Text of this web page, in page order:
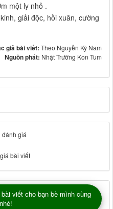
một ly nhỏ .
giải độc, hồi xuân, cường
giả bài viết: Theo Nguyễn Kỳ Nam
Nguồn phát: Nhật Trường Kon Tum
đánh giá
bài viết
viết cho bạn bè mình cùng